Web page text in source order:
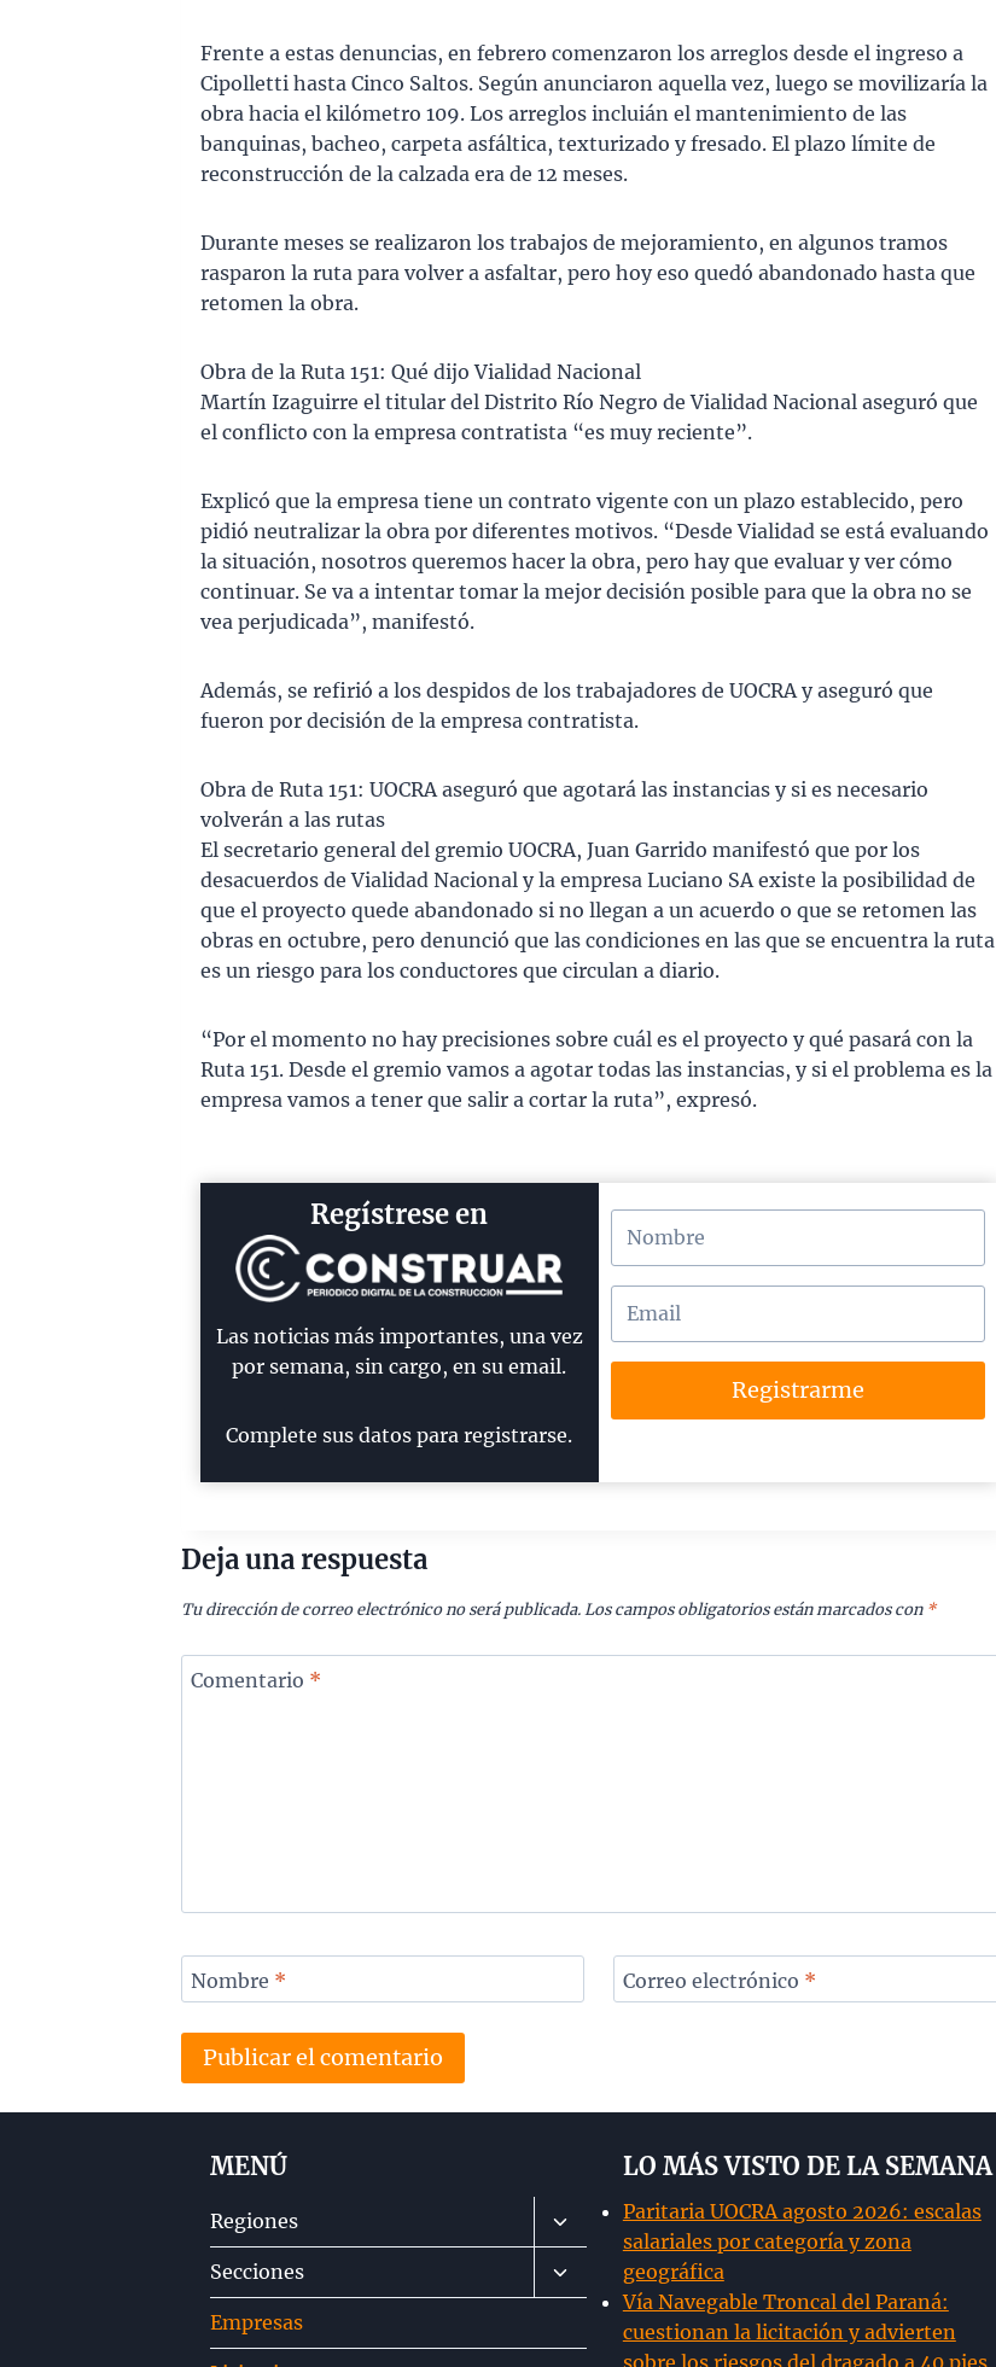
Frente a estas denuncias, en febrero comenzaron los arreglos desde el ingreso a
Cipolletti hasta Cinco Saltos. Según anunciaron aquella vez, luego se movilizaría la
obra hacia el kilómetro 109. Los arreglos incluián el mantenimiento de las
banquinas, bacheo, carpeta asfáltica, texturizado y fresado. El plazo límite de
reconstrucción de la calzada era de 12 meses.
Durante meses se realizaron los trabajos de mejoramiento, en algunos tramos
rasparon la ruta para volver a asfaltar, pero hoy eso quedó abandonado hasta que
retomen la obra.
Obra de la Ruta 151: Qué dijo Vialidad Nacional
Martín Izaguirre el titular del Distrito Río Negro de Vialidad Nacional aseguró que
el conflicto con la empresa contratista “es muy reciente”.
Explicó que la empresa tiene un contrato vigente con un plazo establecido, pero
pidió neutralizar la obra por diferentes motivos. “Desde Vialidad se está evaluando
la situación, nosotros queremos hacer la obra, pero hay que evaluar y ver cómo
continuar. Se va a intentar tomar la mejor decisión posible para que la obra no se
vea perjudicada”, manifestó.
Además, se refirió a los despidos de los trabajadores de UOCRA y aseguró que
fueron por decisión de la empresa contratista.
Obra de Ruta 151: UOCRA aseguró que agotará las instancias y si es necesario
volverán a las rutas
El secretario general del gremio UOCRA, Juan Garrido manifestó que por los
desacuerdos de Vialidad Nacional y la empresa Luciano SA existe la posibilidad de
que el proyecto quede abandonado si no llegan a un acuerdo o que se retomen las
obras en octubre, pero denunció que las condiciones en las que se encuentra la ruta
es un riesgo para los conductores que circulan a diario.
“Por el momento no hay precisiones sobre cuál es el proyecto y qué pasará con la
Ruta 151. Desde el gremio vamos a agotar todas las instancias, y si el problema es la
empresa vamos a tener que salir a cortar la ruta”, expresó.
Regístrese en
Las noticias más importantes, una vez
por semana, sin cargo, en su email.
Complete sus datos para registrarse.
Registrarme
Deja una respuesta
Tu dirección de correo electrónico no será publicada. Los campos obligatorios están marcados con *
Comentario *
Nombre * Correo electrónico *
MENÚ
Regiones
Alternar
menú
hijo
Secciones
Alternar
menú
Empresas
LO MÁS VISTO DE LA SEMANA
Paritaria UOCRA agosto 2026: escalas
salariales por categoría y zona
geográfica
Vía Navegable Troncal del Paraná:
cuestionan la licitación y advierten
sobre los riesgos del dragado a 40 pies